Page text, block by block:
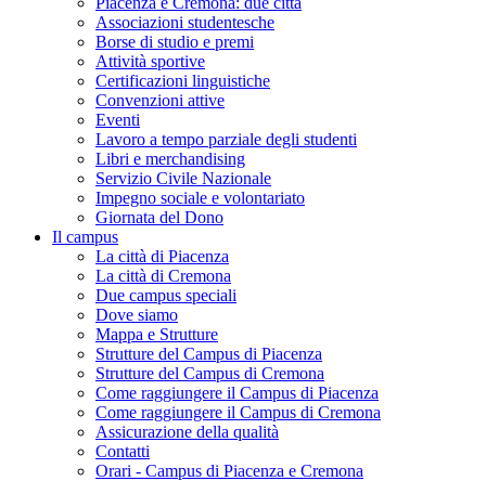
Associazioni studentesche
Borse di studio e premi
Attività sportive
Certificazioni linguistiche
Convenzioni attive
Eventi
Lavoro a tempo parziale degli studenti
Libri e merchandising
Servizio Civile Nazionale
Impegno sociale e volontariato
Giornata del Dono
Il campus
La città di Piacenza
La città di Cremona
Due campus speciali
Dove siamo
Mappa e Strutture
Strutture del Campus di Piacenza
Strutture del Campus di Cremona
Come raggiungere il Campus di Piacenza
Come raggiungere il Campus di Cremona
Assicurazione della qualità
Contatti
Orari - Campus di Piacenza e Cremona